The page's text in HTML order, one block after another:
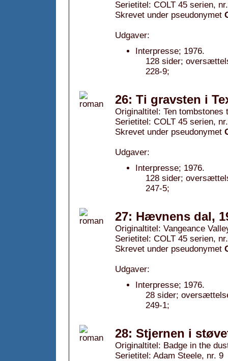
Serietitel: COLT 45 serien,
Skrevet under pseudonymet
Udgaver:
Interpresse; 1976.
128 sider;
228-9;
26: Ti gravsten i
Originaltitel: Ten tombstones
Serietitel: COLT 45 serien,
Skrevet under pseudonymet
Udgaver:
Interpresse; 1976.
128 sider;
247-5;
27: Hævnens dal,
Originaltitel: Vangeance
Serietitel: COLT 45 serien,
Skrevet under pseudonymet
Udgaver:
Interpresse; 1976.
28 sider;
249-1;
28: Stjernen i
Originaltitel: Badge in the
Serietitel: Adam Steele, nr. 9